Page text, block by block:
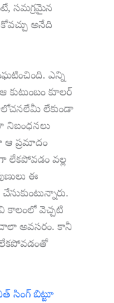
సమగ్రమైన
అనేది
ఎన్ని
కూలర్
లేకుండా
నిబంధనలు
ఆ ప్రమాదం
లేకపోవడం వల్ల
ఈ
కాలంలో వెచ్చటి
చాలా అవసరం. కానీ
సింగ్ బిట్టూ